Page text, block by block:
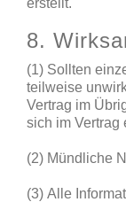
erstellt.
8.
(1) Sollten
teilweise
Vertrag im
sich im Vertrag
(2) Mündliche
(3) Alle